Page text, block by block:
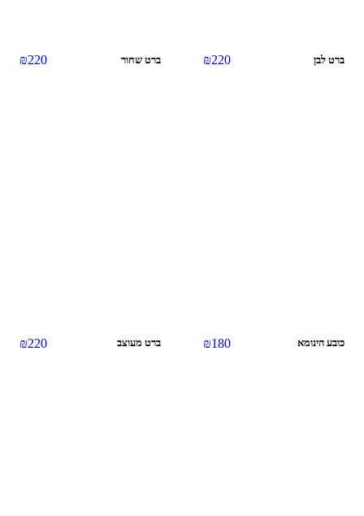
ברט לבן ₪220 ברט שחור ₪220
כובע הינומא ₪180 ברט מעוצב ₪220